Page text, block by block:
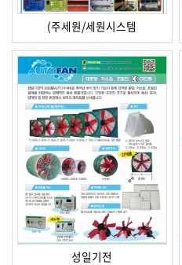
(주세원/세원시스템
성일기전